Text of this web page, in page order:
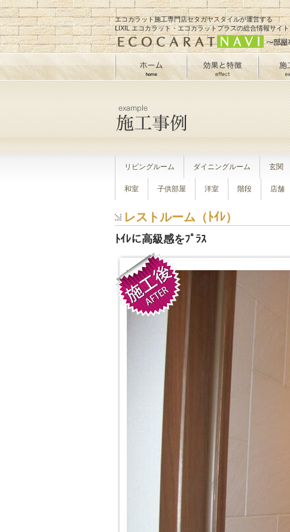
エコカラット施工専門店セタガヤスタイルが運営する
LIXIL エコカラット・エコカラットプラスの総合情報サイト
リビングルーム ダイニングルーム 玄関
和室 子供部屋 洋室 階段 店舗
レストルーム（ﾄｲﾚ）
ﾄｲﾚに高級感をﾌﾟﾗｽ